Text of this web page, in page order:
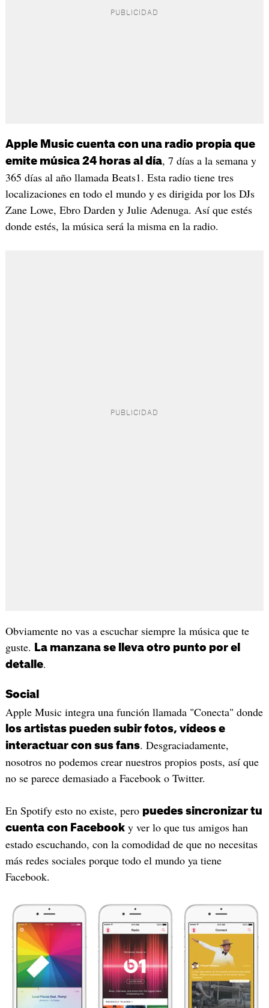
Apple Music cuenta con una radio propia que
emite música 24 horas al día, 7 días a la semana y
365 días al año llamada Beats1. Esta radio tiene tres
localizaciones en todo el mundo y es dirigida por los DJs
Zane Lowe, Ebro Darden y Julie Adenuga. Así que estés
donde estés, la música será la misma en la radio.
Obviamente no vas a escuchar siempre la música que te
guste.
La manzana se lleva otro punto por el
detalle.
Social
Apple Music integra una función llamada "Conecta" donde
los artistas pueden subir fotos, vídeos e
interactuar con sus fans. Desgraciadamente,
nosotros no podemos crear nuestros propios posts, así que
no se parece demasiado a Facebook o Twitter.
En Spotify esto no existe, pero puedes sincronizar tu
cuenta con Facebooky ver lo que tus amigos han
estado escuchando, con la comodidad de que no necesitas
más redes sociales porque todo el mundo ya tiene
Facebook.